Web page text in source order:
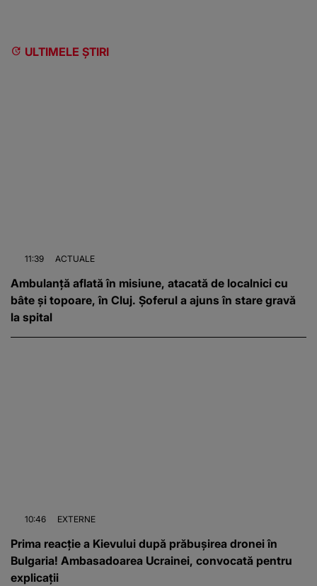
ULTIMELE ȘTIRI
11:39 ACTUALE
Ambulanță aflată în misiune, atacată de localnici cu
bâte și topoare, în Cluj. Șoferul a ajuns în stare gravă
la spital
10:46 EXTERNE
Prima reacție a Kievului după prăbușirea dronei în
Bulgaria! Ambasadoarea Ucrainei, convocată pentru
explicații